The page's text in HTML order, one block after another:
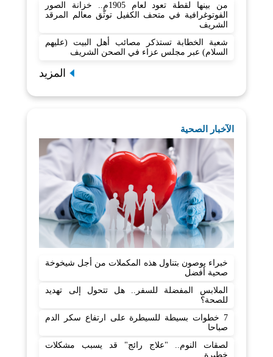
من بينها لقطة تعود لعام 1905م.. خزانة الصور
الفوتوغرافية في متحف الكفيل توثّق معالم المرقد
الشريف
شعبة الخطابة تستذكر مصائب أهل البيت (عليهم
السلام) عبر مجلس عزاء في الصحن الشريف
المزيد
الآخبار الصحية
خبراء يوصون بتناول هذه المكملات من أجل شيخوخة
صحية أفضل
الملابس المفضلة للسفر.. هل تتحول إلى تهديد
للصحة؟
7 خطوات بسيطة للسيطرة على ارتفاع سكر الدم
صباحا
لصقات النوم.. "علاج رائج" قد يسبب مشكلات
خطيرة